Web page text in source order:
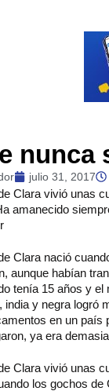
nunca
julio 31, 2017
Clara vivió unas
amanecido
Clara nació
aunque habían
tenía 15 años y
india y negra logró
en un país
ya era
Clara vivió unas
los gochos